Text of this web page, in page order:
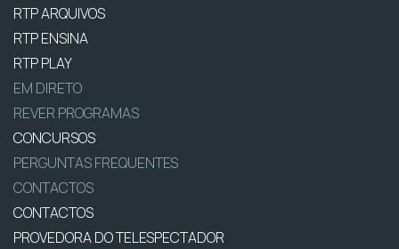
RTP ARQUIVOS
RTP ENSINA
RTP PLAY
EM DIRETO
REVER PROGRAMAS
CONCURSOS
PERGUNTAS FREQUENTES
CONTACTOS
CONTACTOS
PROVEDORA DO TELESPECTADOR